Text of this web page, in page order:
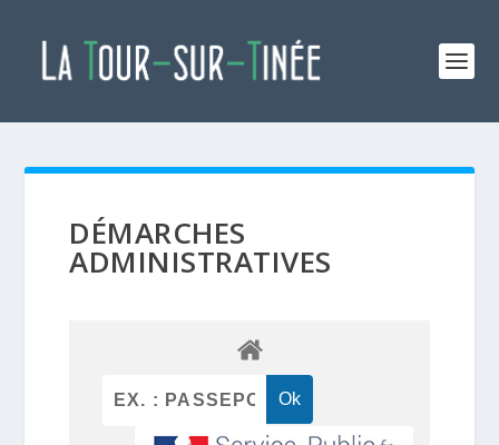
DÉMARCHES
ADMINISTRATIVES